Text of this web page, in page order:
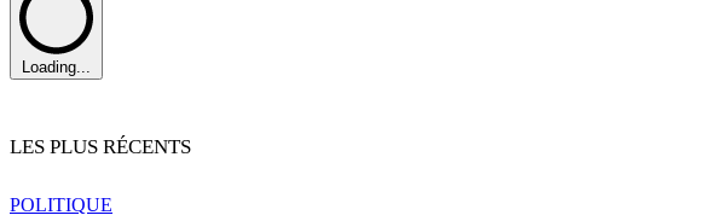
Loading...
LES PLUS RÉCENTS
POLITIQUE